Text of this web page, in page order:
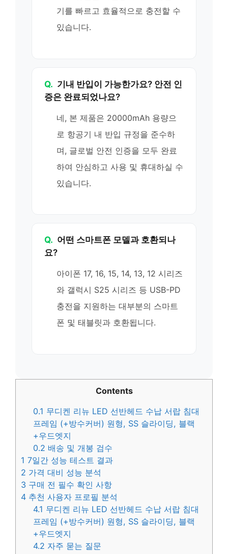
기를 빠르고 효율적으로 충전할 수
있습니다.
Q. 기내 반입이 가능한가요? 안전 인
증은 완료되었나요?
네, 본 제품은 20000mAh 용량으
로 항공기 내 반입 규정을 준수하
며, 글로벌 안전 인증을 모두 완료
하여 안심하고 사용 및 휴대하실 수
있습니다.
Q. 어떤 스마트폰 모델과 호환되나
요?
아이폰 17, 16, 15, 14, 13, 12 시리즈
와 갤럭시 S25 시리즈 등 USB-PD
충전을 지원하는 대부분의 스마트
폰 및 태블릿과 호환됩니다.
Contents
0.1 무디켄 리뉴 LED 선반헤드 수납 서랍 침대
프레임 (+방수커버) 원형, SS 슬라이딩, 블랙
+우드엣지
0.2 배송 및 개봉 검수
1 7일간 성능 테스트 결과
2 가격 대비 성능 분석
3 구매 전 필수 확인 사항
4 추천 사용자 프로필 분석
4.1 무디켄 리뉴 LED 선반헤드 수납 서랍 침대
프레임 (+방수커버) 원형, SS 슬라이딩, 블랙
+우드엣지
4.2 자주 묻는 질문